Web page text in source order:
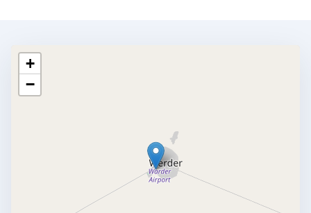
+
−